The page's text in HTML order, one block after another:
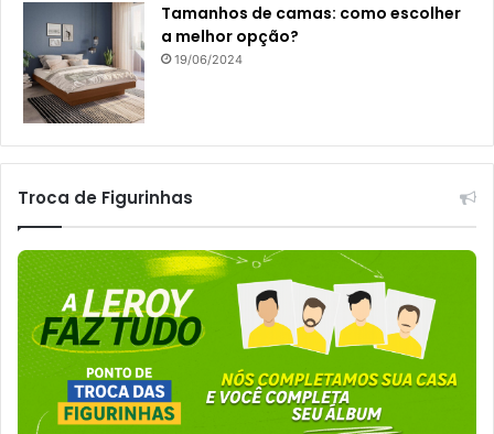
Tamanhos de camas: como escolher
a melhor opção?
19/06/2024
Troca de Figurinhas